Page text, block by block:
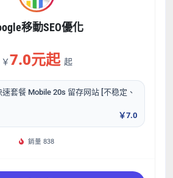
移動SEO優化
￥7.0元起 起
速套餐 Mobile 20s 留存网站 [不稳定、
￥7.0
銷量 838